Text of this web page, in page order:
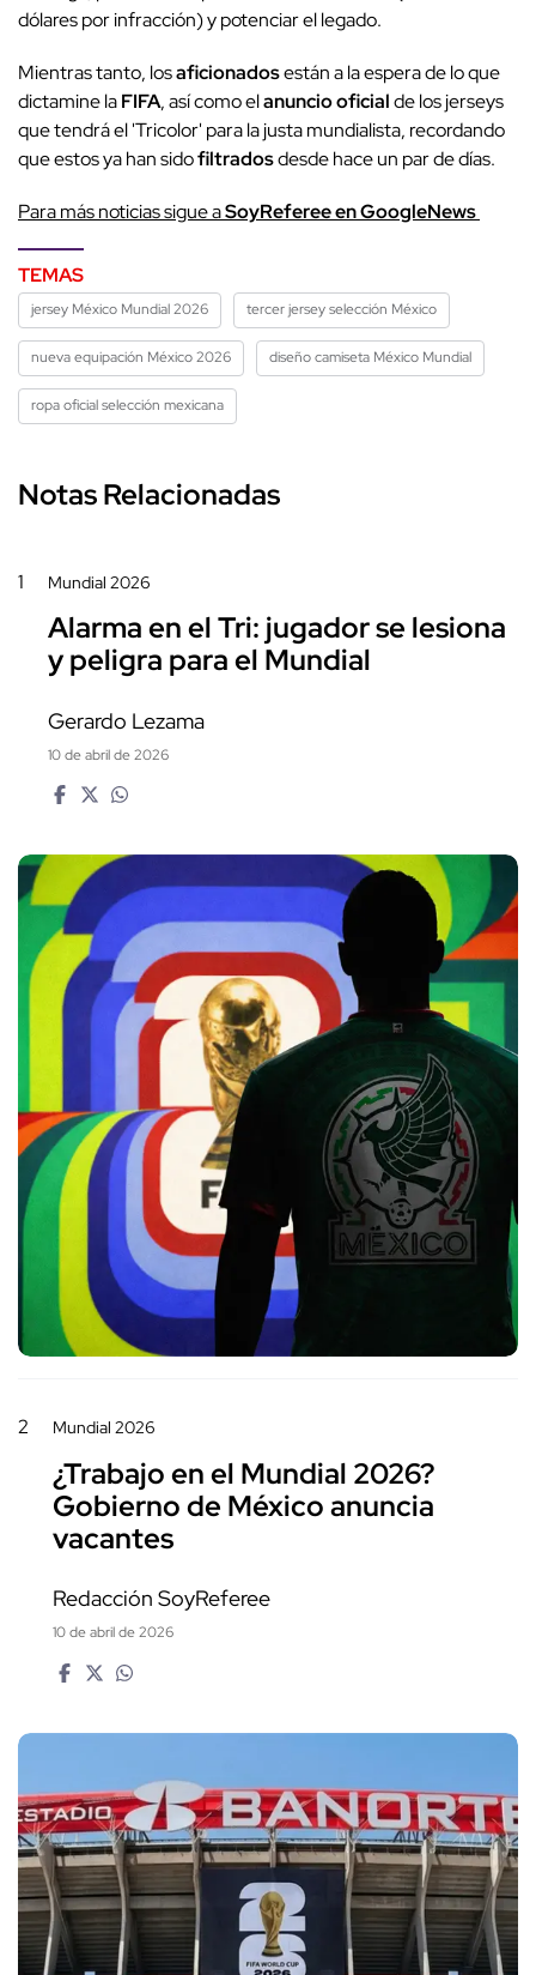
dólares por infracción) y potenciar el legado.
Mientras tanto, losaficionadosestán a la espera de lo que
dictamine laFIFA, así como elanuncio oficialde los jerseys
que tendrá el 'Tricolor' para la justa mundialista, recordando
que estos ya han sidofiltradosdesde hace un par de días.
Para más noticias sigue aSoyReferee en GoogleNews
TEMAS
jersey México Mundial 2026 tercer jersey selección México
nueva equipación México 2026 diseño camiseta México Mundial
ropa oficial selección mexicana
Notas Relacionadas
1 Mundial 2026
Alarma en el Tri: jugador se lesiona
y peligra para el Mundial
Gerardo Lezama
10 de abril de 2026
2 Mundial 2026
¿Trabajo en el Mundial 2026?
Gobierno de México anuncia
vacantes
Redacción SoyReferee
10 de abril de 2026